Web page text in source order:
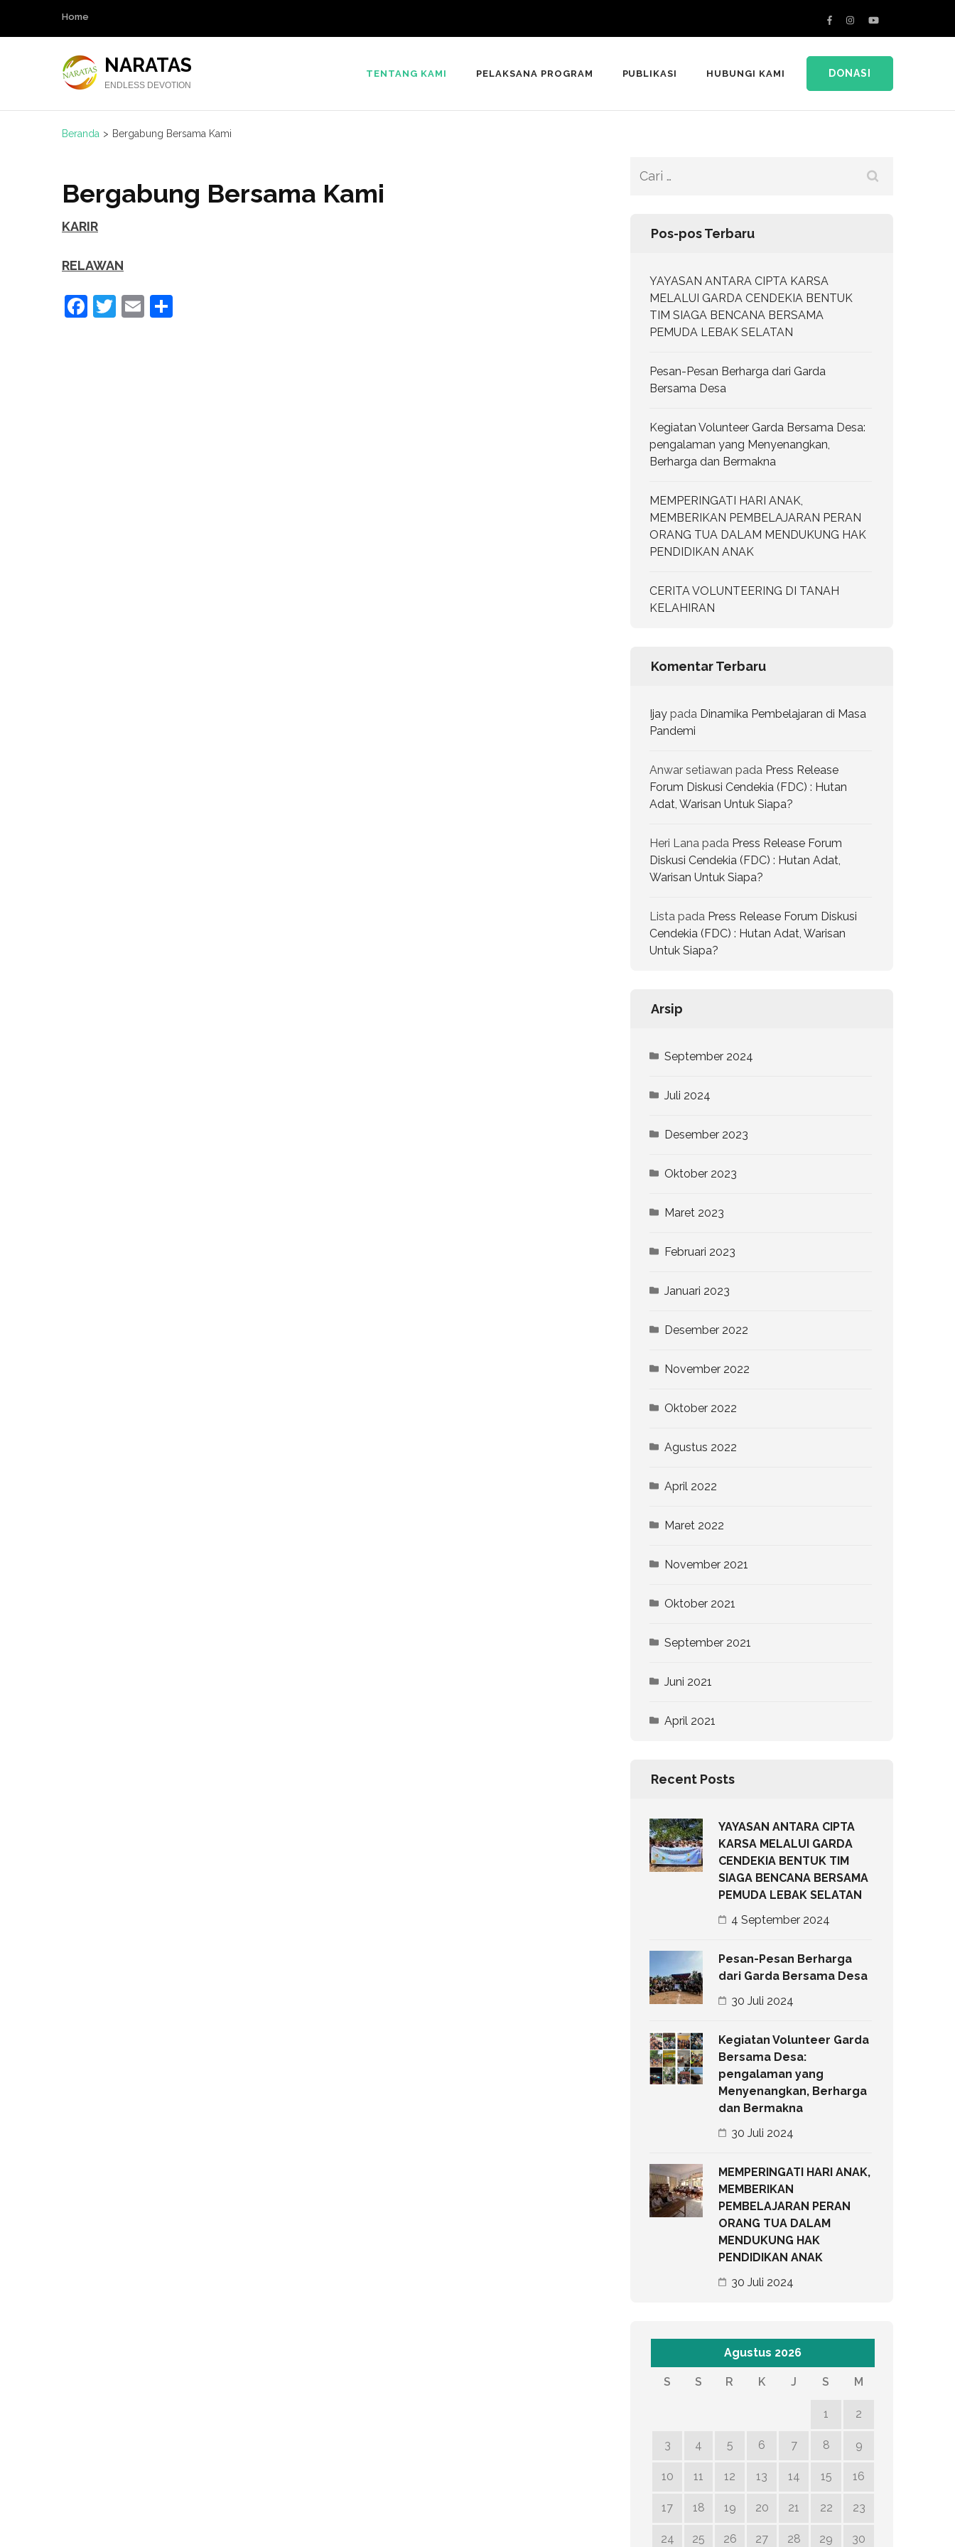
Home
NARATAS
ENDLESS DEVOTION
TENTANG KAMI PELAKSANA PROGRAM PUBLIKASI HUBUNGI KAMI DONASI
Beranda > Bergabung Bersama Kami
Bergabung Bersama Kami
KARIR
RELAWAN
Facebook
Twitter
Email
Cari
Pos-pos Terbaru
YAYASAN ANTARA CIPTA KARSA
MELALUI GARDA CENDEKIA BENTUK
TIM SIAGA BENCANA BERSAMA
PEMUDA LEBAK SELATAN
Pesan-Pesan Berharga dari Garda
Bersama Desa
Kegiatan Volunteer Garda Bersama Desa:
pengalaman yang Menyenangkan,
Berharga dan Bermakna
MEMPERINGATI HARI ANAK,
MEMBERIKAN PEMBELAJARAN PERAN
ORANG TUA DALAM MENDUKUNG HAK
PENDIDIKAN ANAK
CERITA VOLUNTEERING DI TANAH
KELAHIRAN
Komentar Terbaru
Ijay pada Dinamika Pembelajaran di Masa
Pandemi
Anwar setiawan pada Press Release
Forum Diskusi Cendekia (FDC) : Hutan
Adat, Warisan Untuk Siapa?
Heri Lana pada Press Release Forum
Diskusi Cendekia (FDC) : Hutan Adat,
Warisan Untuk Siapa?
Lista pada Press Release Forum Diskusi
Cendekia (FDC) : Hutan Adat, Warisan
Untuk Siapa?
Arsip
September 2024
Juli 2024
Desember 2023
Oktober 2023
Maret 2023
Februari 2023
Januari 2023
Desember 2022
November 2022
Oktober 2022
Agustus 2022
April 2022
Maret 2022
November 2021
Oktober 2021
September 2021
Juni 2021
April 2021
Recent Posts
YAYASAN ANTARA CIPTA
KARSA MELALUI GARDA
CENDEKIA BENTUK TIM
SIAGA BENCANA BERSAMA
PEMUDA LEBAK SELATAN
4 September 2024
Pesan-Pesan Berharga
dari Garda Bersama Desa
30 Juli 2024
Kegiatan Volunteer Garda
Bersama Desa:
pengalaman yang
Menyenangkan, Berharga
dan Bermakna
30 Juli 2024
MEMPERINGATI HARI ANAK,
MEMBERIKAN
PEMBELAJARAN PERAN
ORANG TUA DALAM
MENDUKUNG HAK
PENDIDIKAN ANAK
30 Juli 2024
Agustus 2026
S S R K J S M
1 2
3 4 5 6 7 8 9
10 11 12 13 14 15 16
17 18 19 20 21 22 23
24 25 26 27 28 29 30